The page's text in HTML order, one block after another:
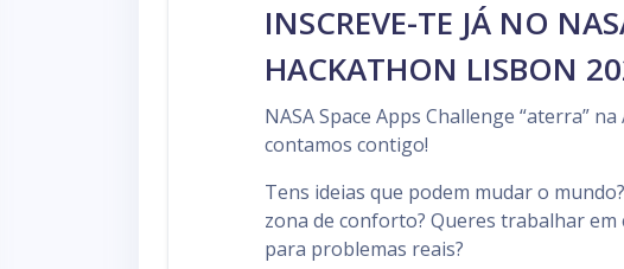
INSCREVE-TE JÁ NO
HACKATHON LISBON
NASA Space Apps Challenge “aterra”
contamos contigo!
Tens ideias que podem mudar o
zona de conforto? Queres trabalhar
para problemas reais?